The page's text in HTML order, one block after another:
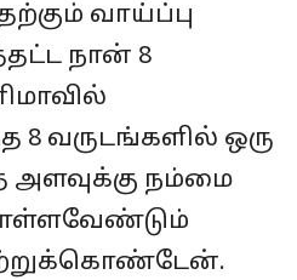
வாய்ப்பு
நான் 8
8 வருடங்களில் ஒரு
நம்மை